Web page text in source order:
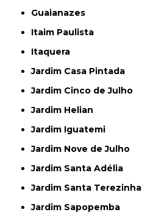
Guaianazes
Itaim Paulista
Itaquera
Jardim Casa Pintada
Jardim Cinco de Julho
Jardim Helian
Jardim Iguatemi
Jardim Nove de Julho
Jardim Santa Adélia
Jardim Santa Terezinha
Jardim Sapopemba